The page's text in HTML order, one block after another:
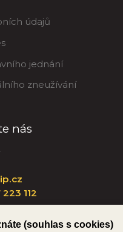
údajů
jednání
zneužívání
nás
112
(souhlas s cookies)